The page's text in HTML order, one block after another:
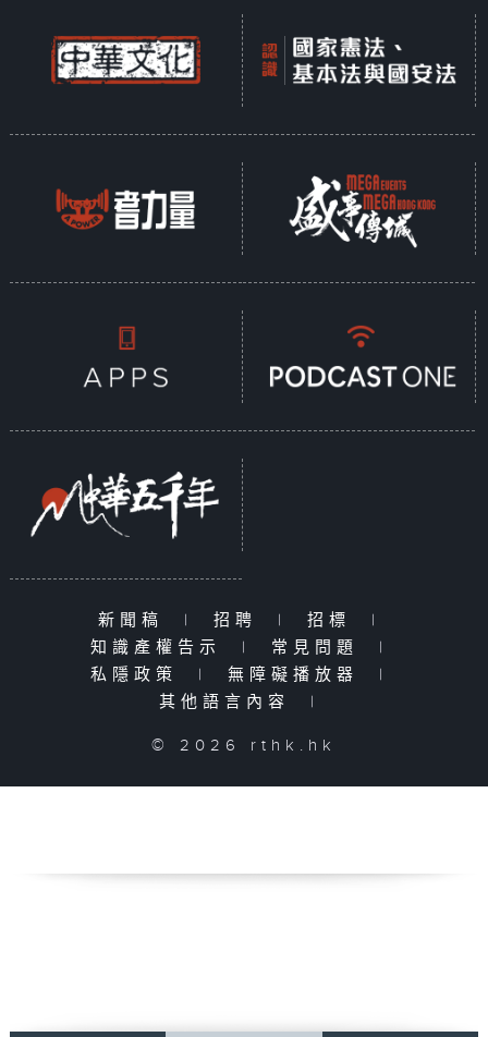
新聞稿 | 招聘 | 招標
|
知識產權告示
| 常見問題
|
私隱政策
| 無障礙播放器
|
其他語言內容
|
© 2026 rthk.hk